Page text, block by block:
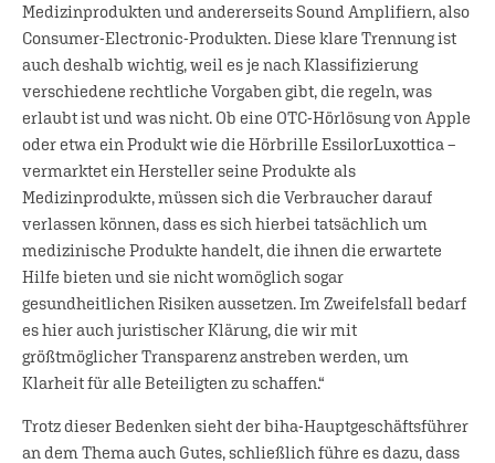
Medizinprodukten und andererseits Sound Amplifiern, also
Consumer-Electronic-Produkten. Diese klare Trennung ist
auch deshalb wichtig, weil es je nach Klassifizierung
verschiedene rechtliche Vorgaben gibt, die regeln, was
erlaubt ist und was nicht. Ob eine OTC-Hörlösung von Apple
oder etwa ein Produkt wie die Hörbrille EssilorLuxottica –
vermarktet ein Hersteller seine Produkte als
Medizinprodukte, müssen sich die Verbraucher darauf
verlassen können, dass es sich hierbei tatsächlich um
medizinische Produkte handelt, die ihnen die erwartete
Hilfe bieten und sie nicht womöglich sogar
gesundheitlichen Risiken aussetzen. Im Zweifelsfall bedarf
es hier auch juristischer Klärung, die wir mit
größtmöglicher Transparenz anstreben werden, um
Klarheit für alle Beteiligten zu schaffen.“
Trotz dieser Bedenken sieht der biha-Hauptgeschäftsführer
an dem Thema auch Gutes, schließlich führe es dazu, dass